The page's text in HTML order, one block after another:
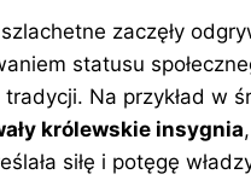
zaczęły
statusu
Na przykład w
królewskie insygnia
siłę i potęgę